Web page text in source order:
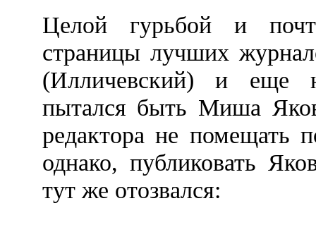
Целой гурьбой и
страницы лучших
(Илличевский) и еще
пытался быть Миша
редактора не помещать
однако, публиковать
тут же отозвался: